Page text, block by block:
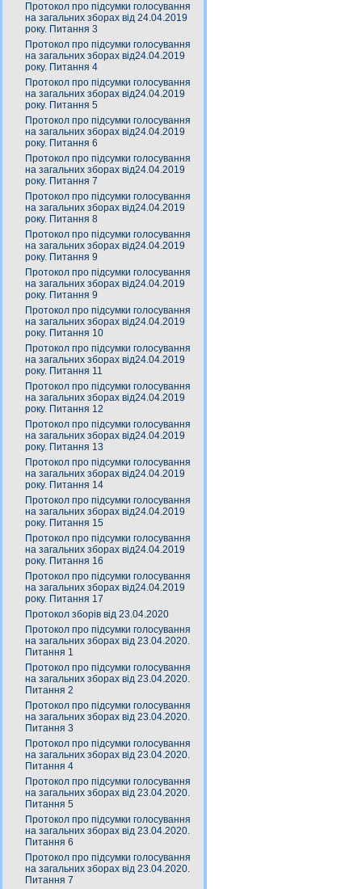
Протокол про підсумки голосування
на загальних зборах від 24.04.2019
року. Питання 3
Протокол про підсумки голосування
на загальних зборах від24.04.2019
року. Питання 4
Протокол про підсумки голосування
на загальних зборах від24.04.2019
року. Питання 5
Протокол про підсумки голосування
на загальних зборах від24.04.2019
року. Питання 6
Протокол про підсумки голосування
на загальних зборах від24.04.2019
року. Питання 7
Протокол про підсумки голосування
на загальних зборах від24.04.2019
року. Питання 8
Протокол про підсумки голосування
на загальних зборах від24.04.2019
року. Питання 9
Протокол про підсумки голосування
на загальних зборах від24.04.2019
року. Питання 9
Протокол про підсумки голосування
на загальних зборах від24.04.2019
року. Питання 10
Протокол про підсумки голосування
на загальних зборах від24.04.2019
року. Питання 11
Протокол про підсумки голосування
на загальних зборах від24.04.2019
року. Питання 12
Протокол про підсумки голосування
на загальних зборах від24.04.2019
року. Питання 13
Протокол про підсумки голосування
на загальних зборах від24.04.2019
року. Питання 14
Протокол про підсумки голосування
на загальних зборах від24.04.2019
року. Питання 15
Протокол про підсумки голосування
на загальних зборах від24.04.2019
року. Питання 16
Протокол про підсумки голосування
на загальних зборах від24.04.2019
року. Питання 17
Протокол зборів від 23.04.2020
Протокол про підсумки голосування
на загальних зборах від 23.04.2020.
Питання 1
Протокол про підсумки голосування
на загальних зборах від 23.04.2020.
Питання 2
Протокол про підсумки голосування
на загальних зборах від 23.04.2020.
Питання 3
Протокол про підсумки голосування
на загальних зборах від 23.04.2020.
Питання 4
Протокол про підсумки голосування
на загальних зборах від 23.04.2020.
Питання 5
Протокол про підсумки голосування
на загальних зборах від 23.04.2020.
Питання 6
Протокол про підсумки голосування
на загальних зборах від 23.04.2020.
Питання 7